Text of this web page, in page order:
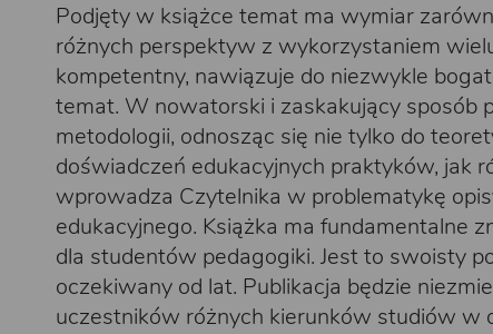
Podjęty w książce temat ma wymiar
różnych perspektyw z wykorzystaniem
kompetentny, nawiązuje do niezwykle
temat. W nowatorski i zaskakujący sposób
metodologii, odnosząc się nie tylko do
doświadczeń edukacyjnych praktyków, jak
wprowadza Czytelnika w problematykę
edukacyjnego. Książka ma fundamentalne
dla studentów pedagogiki. Jest to swoisty
oczekiwany od lat. Publikacja będzie
uczestników różnych kierunków studiów w